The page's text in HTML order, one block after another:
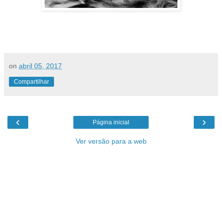
on abril 05, 2017
Compartilhar
‹ ›
Página inicial
Ver versão para a web